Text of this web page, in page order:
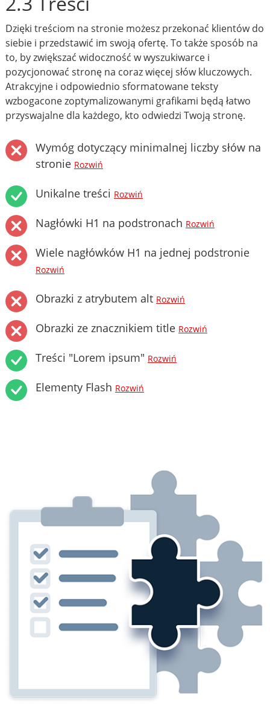
Dzięki treściom na stronie możesz przekonać klientów do
siebie i przedstawić im swoją ofertę. To także sposób na
to, by zwiększać widoczność w wyszukiwarce i
pozycjonować stronę na coraz więcej słów kluczowych.
Atrakcyjne i odpowiednio sformatowane teksty
wzbogacone zoptymalizowanymi grafikami będą łatwo
przyswajalne dla każdego, kto odwiedzi Twoją stronę.
Wymóg dotyczący minimalnej liczby słów na
stronie Rozwiń
Unikalne treści Rozwiń
Nagłówki H1 na podstronach Rozwiń
Wiele nagłówków H1 na jednej podstronie
Rozwiń
Obrazki z atrybutem alt Rozwiń
Obrazki ze znacznikiem title Rozwiń
Treści "Lorem ipsum" Rozwiń
Elementy Flash Rozwiń